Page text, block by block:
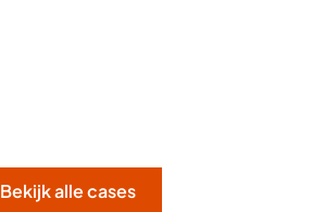
Bekijk alle cases